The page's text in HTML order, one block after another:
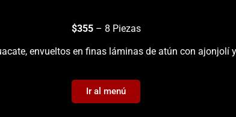
$355– 8 Piezas
envueltos en finas láminas de atún con ajonjolí
Ir al menú